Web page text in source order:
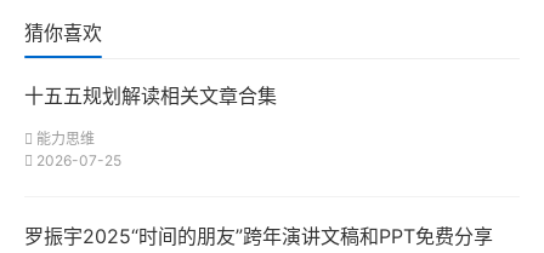
猜你喜欢
十五五规划解读相关文章合集
能力思维
2026-07-25
罗振宇2025“时间的朋友”跨年演讲文稿和PPT免费分享